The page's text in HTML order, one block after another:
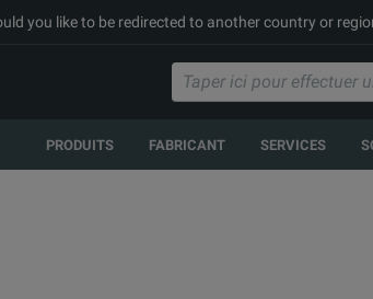
you like to be redirected to another country or
PRODUITS FABRICANT SERVICES